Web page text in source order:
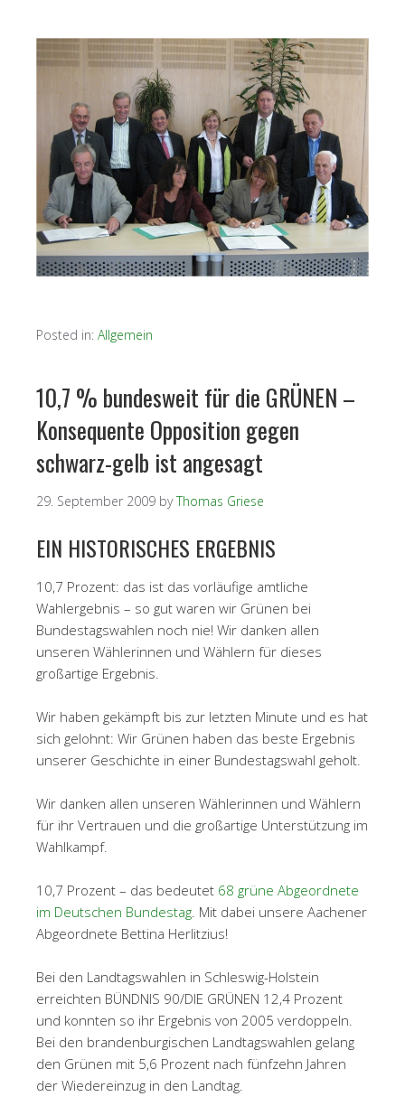
Posted in: Allgemein
10,7 % bundesweit für die GRÜNEN –
Konsequente Opposition gegen
schwarz-gelb ist angesagt
29. September 2009 byThomas Griese
EIN HISTORISCHES ERGEBNIS
10,7 Prozent: das ist das vorläufige amtliche
Wahlergebnis – so gut waren wir Grünen bei
Bundestagswahlen noch nie! Wir danken allen
unseren Wählerinnen und Wählern für dieses
großartige Ergebnis.
Wir haben gekämpft bis zur letzten Minute und es hat
sich gelohnt: Wir Grünen haben das beste Ergebnis
unserer Geschichte in einer Bundestagswahl geholt.
Wir danken allen unseren Wählerinnen und Wählern
für ihr Vertrauen und die großartige Unterstützung im
Wahlkampf.
10,7 Prozent – das bedeutet 68 grüne Abgeordnete
im Deutschen Bundestag. Mit dabei unsere Aachener
Abgeordnete Bettina Herlitzius!
Bei den Landtagswahlen in Schleswig-Holstein
erreichten BÜNDNIS 90/DIE GRÜNEN 12,4 Prozent
und konnten so ihr Ergebnis von 2005 verdoppeln.
Bei den brandenburgischen Landtagswahlen gelang
den Grünen mit 5,6 Prozent nach fünfzehn Jahren
der Wiedereinzug in den Landtag.